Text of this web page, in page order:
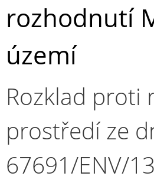
rozhodnutí
území
Rozklad
prostředí ze
67691/ENV/